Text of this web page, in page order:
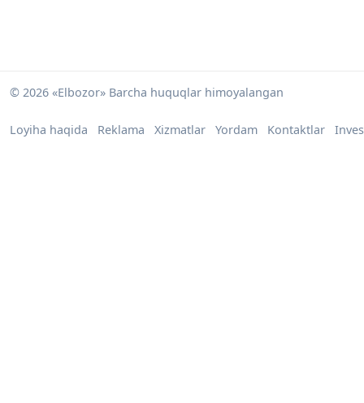
© 2026 «Elbozor» Barcha huquqlar himoyalangan
Loyiha haqida Reklama Xizmatlar Yordam Kontaktlar